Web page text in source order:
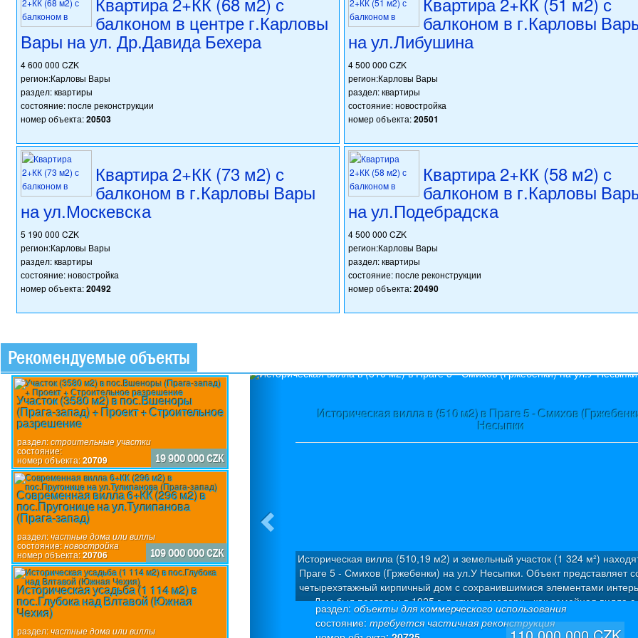
балконом в центре г.Карловы
Вары на ул. Др.Давида Бехера
4 600 000 CZK
регион:Карловы Вары
раздел: квартиры
состояние: после реконструкции
номер объекта:20503
балконом в г.Карловы
на ул.Либушина
4 500 000 CZK
регион:Карловы Вары
раздел: квартиры
состояние: новостройка
номер объекта:20501
Квартира 2+КК (73 м2) с
балконом в г.Карловы Вары
на ул.Москевска
5 190 000 CZK
регион:Карловы Вары
раздел: квартиры
состояние: новостройка
номер объекта:20492
Квартира 2+КК (58 м2) с
балконом в г.Карловы
на ул.Подебрадска
4 500 000 CZK
регион:Карловы Вары
раздел: квартиры
состояние: после реконструкции
номер объекта:20490
Рекомендуемые объекты
Участок (3580 м2) в пос.Вшеноры
(Прага-запад) + Проект + Строительное
разрешение
раздел:строительные участки
состояние:
номер объекта:20709 19 900 000 CZK
Современная вилла 6+КК (296 м2) в
пос.Пругонице на ул.Тулипанова
(Прага-запад)
раздел:частные дома или виллы
состояние:новостройка
номер объекта:20706 109 000 000 CZK
Историческая усадьба (1 114 м2) в
пос.Глубока над Влтавой (Южная
Чехия)
раздел:частные дома или виллы
Историческая вилла в (510 м2) в Праге 5 - Смихов
Несыпки
раздел:объекты для коммерческого использования
состояние:требуется частичная реконструкция
Историческая вилла (510,19 м2) и земельный участок (1 324 м²)
Праге 5 - Смихов (Гржебенки) на ул.У Несыпки. Объект представляет
четырехэтажный кирпичный дом с сохранившимися элементами
Дом был построен в 1925 г. в стиле «модерн» как семейная вилла с 5
квартирами. Была проведена капитальная дорогостоящая
Полезная площадь: 510,19 м² (из которых 50 м² – полуподвал + 50 м² -
Previous